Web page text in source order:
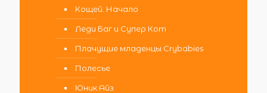
Кощей. Начало
Леди Баг и Супер Кот
Плачущие младенцы Crybabies
Полесье
Юник Айз